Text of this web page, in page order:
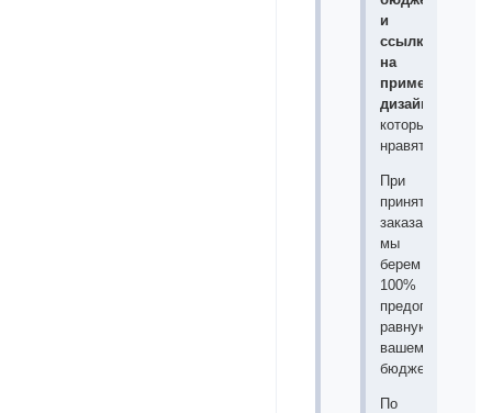
и
ссылки
на
примеры
дизайнов
которые
нравятся.
При
принятии
заказа
мы
берем
100%
предоплату,
равную
вашему
бюджету.
По